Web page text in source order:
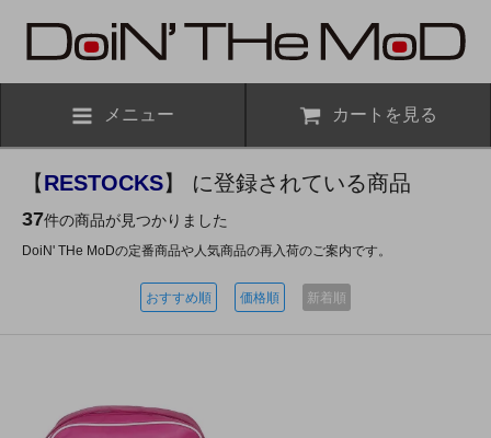
メニュー カートを見る
【RESTOCKS】 に登録されている商品
37件の商品が見つかりました
DoiN' THe MoDの定番商品や人気商品の再入荷のご案内です。
おすすめ順 価格順 新着順